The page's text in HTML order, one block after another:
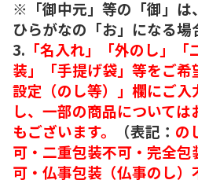
※「御中元」等の「御」は
ひらがなの「お」になる場
3. 「名入れ」「外のし」
装」「手提げ袋」等をご
設定（のし等）」欄にご入
し、一部の商品について
もございます。
（表記： の
可・二重包装不可・完全
可・仏事包装（仏事のし）